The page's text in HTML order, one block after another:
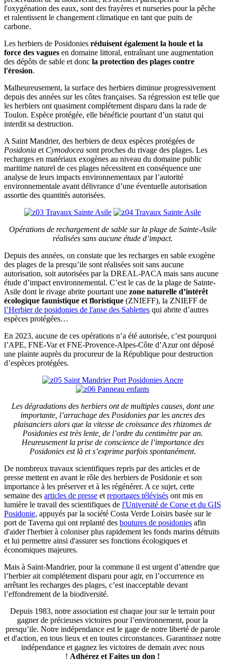
l'oxygénation des eaux, sont des frayères et nurseries pour la pêche
et ralentissent le changement climatique en tant que puits de
carbone.
Les herbiers de Posidonies réduisent également la houle et la
force des vagues en domaine littoral, entraînant une augmentation
des dépôts de sable et donc la protection des plages contre
l'érosion.
Malheureusement, la surface des herbiers diminue progressivement
depuis des années sur les côtes françaises. Sa régression est telle que
les herbiers ont quasiment complétement disparu dans la rade de
Toulon. Espèce protégée, elle bénéficie pourtant d’un statut qui
interdit sa destruction.
A Saint Mandrier, des herbiers de deux espèces protégées de
Posidonia et Cymodocea sont proches du rivage des plages. Les
recharges en matériaux exogènes au niveau du domaine public
maritime naturel de ces plages nécessitent en conséquence une
analyse de leurs impacts environnementaux par l’autorité
environnementale avant délivrance d’une éventuelle autorisation
assortie des quantités autorisées.
Opérations de rechargement de sable sur la plage de Sainte-Asile
réalisées sans aucune étude d’impact.
Depuis des années, on constate que les recharges en sable exogène
des plages de la presqu’ile sont réalisées soit sans aucune
autorisation, soit autorisées par la DREAL-PACA mais sans aucune
étude d’impact environnemental. C’est le cas de la plage de Sainte-
Asile dont le rivage abrite pourtant une zone naturelle d’intérêt
écologique faunistique et floristique (ZNIEFF), la ZNIEFF de
l’Herbier de posidonies de l'anse des Sablettes qui abrite d’autres
espèces protégées…
En 2023, aucune de ces opérations n’a été autorisée, c’est pourquoi
l’APE, FNE-Var et FNE-Provence-Alpes-Côte d’Azur ont déposé
une plainte auprès du procureur de la République pour destruction
d’espèces protégées.
Les dégradations des herbiers ont de multiples causes, dont une
importante, l’arrachage des Posidonies par les ancres des
plaisanciers alors que la vitesse de croissance des rhizomes de
Posidonies est très lente, de l’ordre du centimètre par an.
Heureusement la prise de conscience de l’importance des
Posidonies est là et s’exprime parfois spontanément.
De nombreux travaux scientifiques repris par des articles et de
presse mettent en avant le rôle des herbiers de Posidonie et son
importance à les préserver et à les régénérer. A ce sujet, cette
semaine des articles de presse et reportages télévisés ont mis en
lumière le travail des scientifiques de l'Université de Corse et du GIS
Posidonie, appuyés par la société Costa Verde Loisirs basée sur le
port de Taverna qui ont replanté des boutures de posidonies afin
d'aider l'herbier à coloniser plus rapidement les fonds marins détruits
et lui permettre ainsi d'assurer ses fonctions écologiques et
économiques majeures.
Mais à Saint-Mandrier, pour la commune il est urgent d’attendre que
l’herbier ait complétement disparu pour agir, en l’occurrence en
arrêtant les recharges des plages, c’est inacceptable devant
l’effondrement de la biodiversité.
Depuis 1983, notre association est chaque jour sur le terrain pour
gagner de précieuses victoires pour l’environnement, pour la
presqu’ile. Notre indépendance est le gage de notre liberté de parole
et d'action, en tous lieux et en toutes circonstances. Garantissez notre
indépendance et gagnez les victoires de demain avec nous
! Adhérez et Faites un don !